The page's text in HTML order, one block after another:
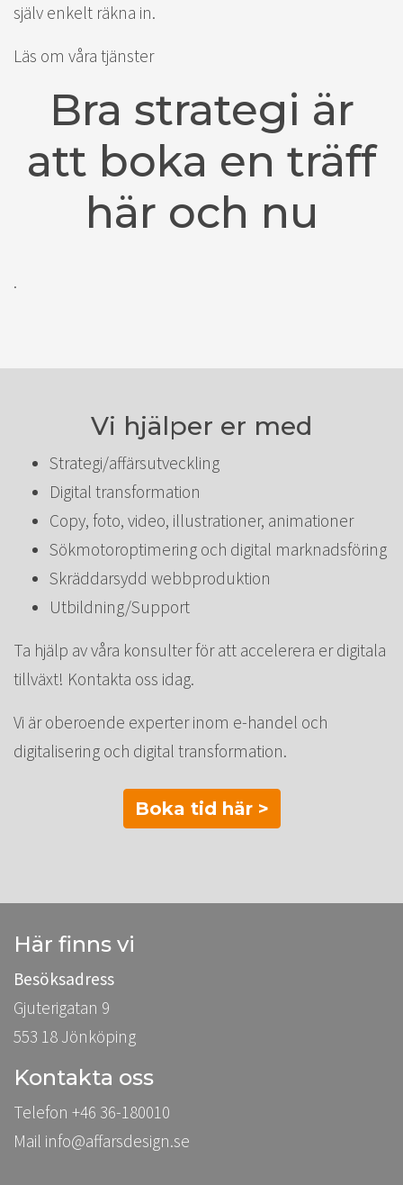
själv enkelt räkna in.
Läs om våra tjänster
Bra strategi är
att boka en träff
här och nu
.
Vi hjälper er med
Strategi/affärsutveckling
Digital transformation
Copy, foto, video, illustrationer, animationer
Sökmotoroptimering och digital marknadsföring
Skräddarsydd webbproduktion
Utbildning/Support
Ta hjälp av våra konsulter för att accelerera er digitala
tillväxt! Kontakta oss idag.
Vi är oberoende experter inom e-handel och
digitalisering och digital transformation.
Boka tid här >
Här finns vi
Besöksadress
Gjuterigatan 9
553 18 Jönköping
Kontakta oss
Telefon +46 36-180010
Mail info@affarsdesign.se